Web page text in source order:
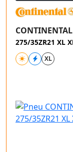
275/35ZR21 XL
XL